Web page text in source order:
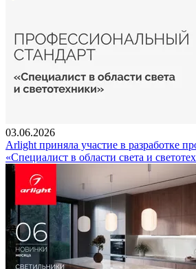
03.06.2026
Arlight приняла участие в разработке
«Специалист в области света и